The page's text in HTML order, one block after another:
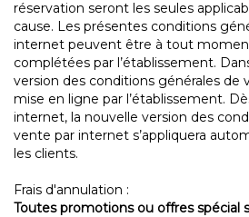
réservation seront les seules
cause. Les présentes conditions
internet peuvent être à tout
complétées par l’établissement.
version des conditions générales de
mise en ligne par l’établissement.
internet, la nouvelle version des
vente par internet s’appliquera
les clients.
Frais d'annulation :
Toutes promotions ou offres spécial